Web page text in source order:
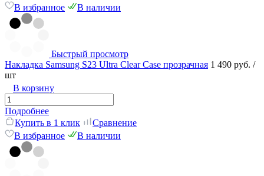
В избранное
В наличии
Быстрый просмотр
Накладка Samsung S23 Ultra Clear Case прозрачная 1 490 руб. /
шт
В корзину
Подробнее
Купить в 1 клик
Сравнение
В избранное
В наличии